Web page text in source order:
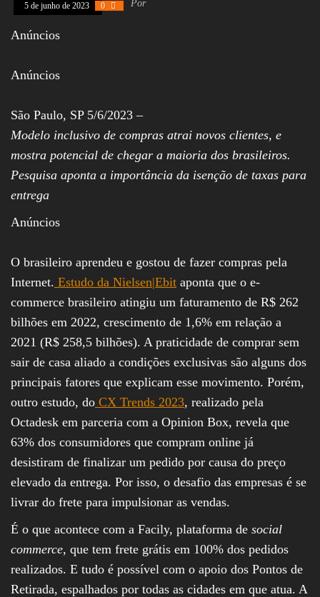
Receitas, Chef, RH,
Emprego,
Negócios,
5 de junho de 2023 0 Por
Anúncios
Anúncios
São Paulo, SP 5/6/2023 –
Modelo inclusivo de compras atrai novos clientes, e
mostra potencial de chegar a maioria dos brasileiros.
Pesquisa aponta a importância da isenção de taxas para
entrega
Anúncios
O brasileiro aprendeu e gostou de fazer compras pela
Internet. Estudo da Nielsen|Ebit aponta que o e-
commerce brasileiro atingiu um faturamento de R$ 262
bilhões em 2022, crescimento de 1,6% em relação a
2021 (R$ 258,5 bilhões). A praticidade de comprar sem
sair de casa aliado a condições exclusivas são alguns dos
principais fatores que explicam esse movimento. Porém,
outro estudo, do CX Trends 2023, realizado pela
Octadesk em parceria com a Opinion Box, revela que
63% dos consumidores que compram online já
desistiram de finalizar um pedido por causa do preço
elevado da entrega. Por isso, o desafio das empresas é se
livrar do frete para impulsionar as vendas.
É o que acontece com a Facily, plataforma de social
commerce, que tem frete grátis em 100% dos pedidos
realizados. E tudo é possível com o apoio dos Pontos de
Retirada, espalhados por todas as cidades em que atua. A